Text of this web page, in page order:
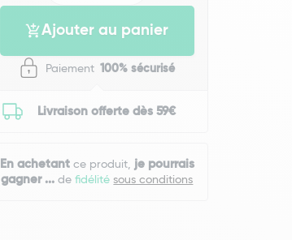
Ajouter au panier
Paiement 100% sécurisé
Livraison offerte dès 59€
En achetantce produit, je pourrais
gagner ... defidélitésous conditions